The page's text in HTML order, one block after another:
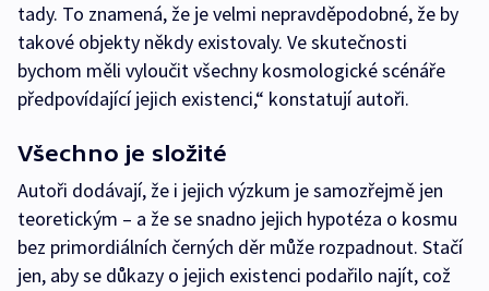
tady. To znamená, že je velmi nepravděpodobné, že by
takové objekty někdy existovaly. Ve skutečnosti
bychom měli vyloučit všechny kosmologické scénáře
předpovídající jejich existenci,“ konstatují autoři.
Všechno je složité
Autoři dodávají, že i jejich výzkum je samozřejmě jen
teoretickým – a že se snadno jejich hypotéza o kosmu
bez primordiálních černých děr může rozpadnout. Stačí
jen, aby se důkazy o jejich existenci podařilo najít, což